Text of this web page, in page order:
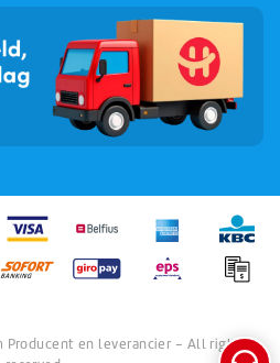
Producent en leverancier - All rights